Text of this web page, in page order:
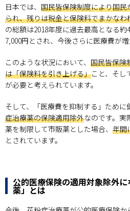
日本では、 国民皆保険制度により国
られ、残りは税金と保険料でまかなわ
の総額は2018年度に過去最高となる
7,000円とされ、今後さらに医療費が
このような状況において、 国民皆保険
は「保険料を引き上げる」こと、そし
が必要と考えられています。
そして、「医療費を抑制する」ために
症治療薬の保険適用除外なのです。実
薬を制限して市販薬とした場合、 年間
とされています。
公的医療保険の適用対象除外
薬」とは